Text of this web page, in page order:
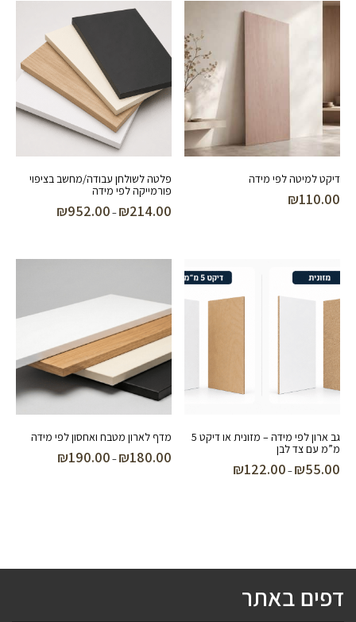
דיקט למיטה לפי מידה
₪110.00
פלטה לשולחן עבודה/מחשב בציפוי
פורמייקה לפי מידה
₪214.00
–
₪952.00
עד
גב ארון לפי מידה – מזונית או דיקט 5
מ”מ עם צד לבן
₪55.00
–
₪122.00
מדף לארון מטבח ואחסון לפי מידה
₪180.00
–
₪190.00
דפים באתר